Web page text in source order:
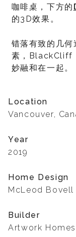
咖啡桌，下方的
的3D效果。
错落有致的几
素，BlackCliff
妙融和在一起。
Location
Vancouver,
Year
2019
Home Design
McLeod Bovell
Builder
Artwork Homes